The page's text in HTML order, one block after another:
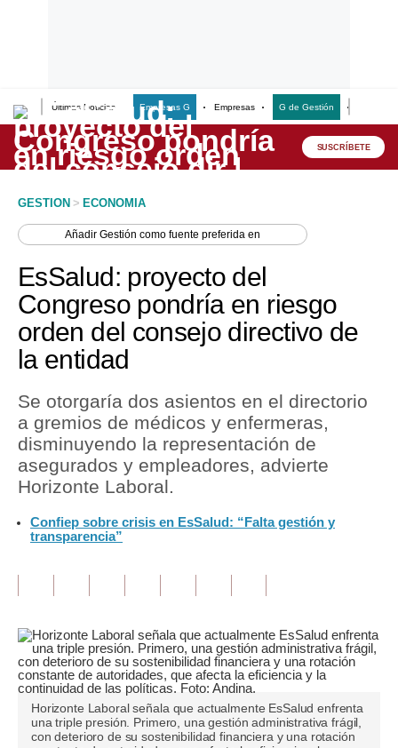
Últimas Noticias Empresas G Empresas G de Gestión
Lo último
Peru Quiosco
Economía
Mercados
Perú
Política
Tu Dinero
Finanzas Personales
Plus G
Opinión
Pregunta de hoy
Blogs
Tendencias
SUSCRÍBETE
GESTION > ECONOMIA
AñadirGestión como fuente preferida en
EsSalud: proyecto del
Congreso pondría en riesgo
orden del consejo directivo de
la entidad
Se otorgaría dos asientos en el directorio
a gremios de médicos y enfermeras,
disminuyendo la representación de
asegurados y empleadores, advierte
Horizonte Laboral.
Confiep sobre crisis en EsSalud: “Falta gestión y
transparencia”
Horizonte Laboral señala que actualmente EsSalud enfrenta
una triple presión. Primero, una gestión administrativa frágil,
con deterioro de su sostenibilidad financiera y una rotación